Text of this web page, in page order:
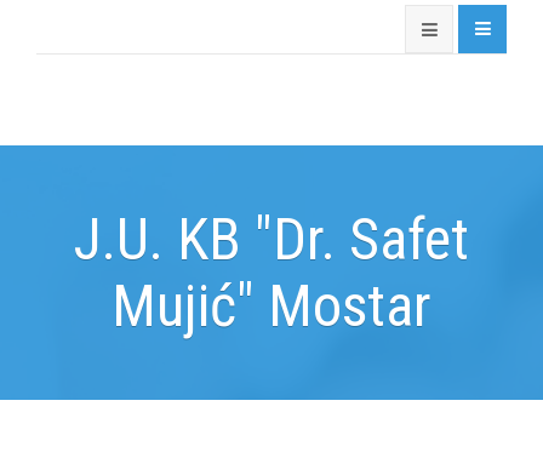
J.U. KB "Dr. Safet
Mujić" Mostar